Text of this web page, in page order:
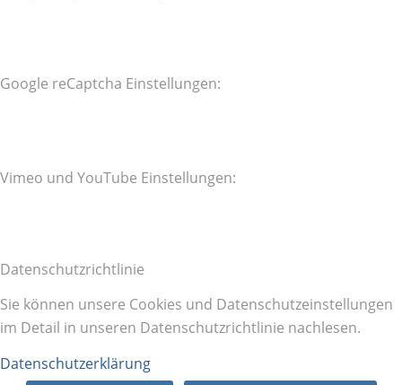
Google reCaptcha Einstellungen:
Vimeo und YouTube Einstellungen:
Datenschutzrichtlinie
Sie können unsere Cookies und Datenschutzeinstellungen
im Detail in unseren Datenschutzrichtlinie nachlesen.
Datenschutzerklärung